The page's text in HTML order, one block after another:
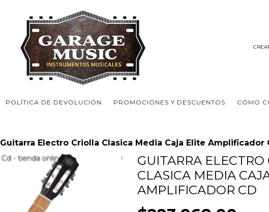
POLÍTICA DE DEVOLUCIÓN PROMOCIONES Y DESCUENTOS CÓMO
Guitarra Electro Criolla Clasica Media Caja Elite Amplificador
GUITARRA
CLASICA MEDIA
AMPLIFICADOR CD